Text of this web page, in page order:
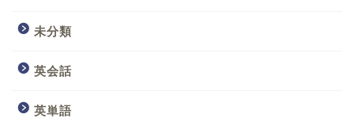
未分類
英会話
英単語